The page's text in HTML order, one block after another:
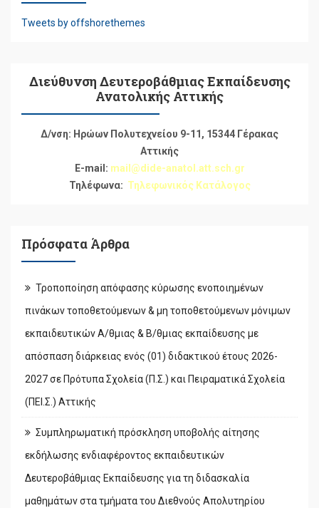
Tweets by offshorethemes
Διεύθυνση Δευτεροβάθμιας Εκπαίδευσης
Ανατολικής Αττικής
Δ/νση: Ηρώων Πολυτεχνείου 9-11, 15344 Γέρακας
Αττικής
E-mail: mail@dide-anatol.att.sch.gr
Τηλέφωνα: Τηλεφωνικός Κατάλογος
Πρόσφατα Άρθρα
Τροποποίηση απόφασης κύρωσης ενοποιημένων
πινάκων τοποθετούμενων & μη τοποθετούμενων μόνιμων
εκπαιδευτικών Α/θμιας & Β/θμιας εκπαίδευσης με
απόσπαση διάρκειας ενός (01) διδακτικού έτους 2026-
2027 σε Πρότυπα Σχολεία (Π.Σ.) και Πειραματικά Σχολεία
(ΠΕΙ.Σ.) Αττικής
Συμπληρωματική πρόσκληση υποβολής αίτησης
εκδήλωσης ενδιαφέροντος εκπαιδευτικών
Δευτεροβάθμιας Εκπαίδευσης για τη διδασκαλία
μαθημάτων στα τμήματα του Διεθνούς Απολυτηρίου